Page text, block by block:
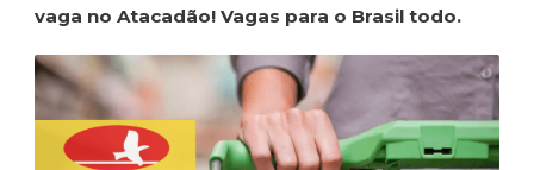
vaga no Atacadão! Vagas para o Brasil todo.